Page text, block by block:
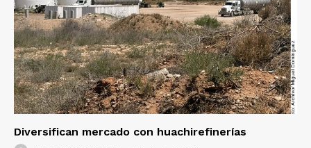
Diversifican mercado con huachirefinerías